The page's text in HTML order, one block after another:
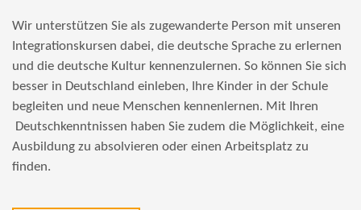
Wir unterstützen Sie als zugewanderte Person mit unseren
Integrationskursen dabei, die deutsche Sprache zu erlernen
und die deutsche Kultur kennenzulernen. So können Sie sich
besser in Deutschland einleben, Ihre Kinder in der Schule
begleiten und neue Menschen kennenlernen. Mit Ihren
Deutschkenntnissen haben Sie zudem die Möglichkeit, eine
Ausbildung zu absolvieren oder einen Arbeitsplatz zu
finden.